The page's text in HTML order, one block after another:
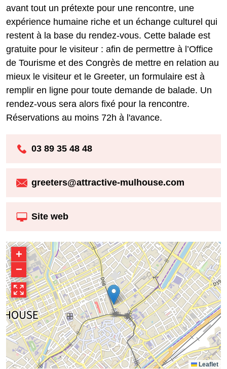
avant tout un prétexte pour une rencontre, une
expérience humaine riche et un échange culturel qui
restent à la base du rendez-vous. Cette balade est
gratuite pour le visiteur : afin de permettre à l’Office
de Tourisme et des Congrès de mettre en relation au
mieux le visiteur et le Greeter, un formulaire est à
remplir en ligne pour toute demande de balade. Un
rendez-vous sera alors fixé pour la rencontre.
Réservations au moins 72h à l'avance.
03 89 35 48 48
greeters@attractive-mulhouse.com
Site web
+
−
Leaflet